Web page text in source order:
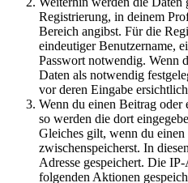
Registrierung, in deinem
Bereich angibst. Für die
eindeutiger Benutzername,
Passwort notwendig. Wenn
Daten als notwendig
vor deren Eingabe
Wenn du einen Beitrag oder
so werden die dort
Gleiches gilt, wenn du
zwischenspeicherst. In
Adresse gespeichert. Die
folgenden Aktionen